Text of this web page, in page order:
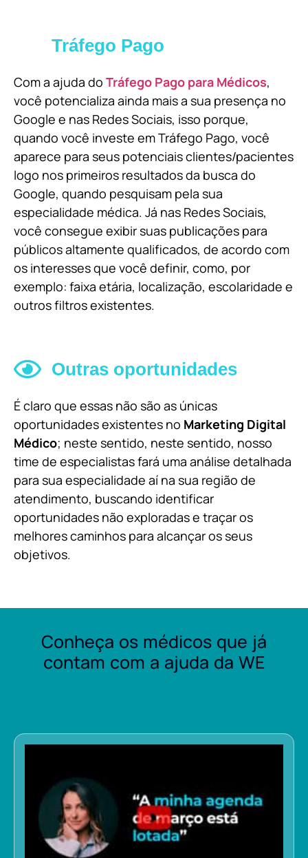
Tráfego Pago
Com a ajuda do Tráfego Pago para Médicos,
você potencializa ainda mais a sua presença no
Google e nas Redes Sociais, isso porque,
quando você investe em Tráfego Pago, você
aparece para seus potenciais clientes/pacientes
logo nos primeiros resultados da busca do
Google, quando pesquisam pela sua
especialidade médica. Já nas Redes Sociais,
você consegue exibir suas publicações para
públicos altamente qualificados, de acordo com
os interesses que você definir, como, por
exemplo: faixa etária, localização, escolaridade e
outros filtros existentes.
Outras oportunidades
É claro que essas não são as únicas
oportunidades existentes no Marketing Digital
Médico; neste sentido, neste sentido, nosso
time de especialistas fará uma análise detalhada
para sua especialidade aí na sua região de
atendimento, buscando identificar
oportunidades não exploradas e traçar os
melhores caminhos para alcançar os seus
objetivos.
Conheça os médicos que já
contam com a ajuda da WE